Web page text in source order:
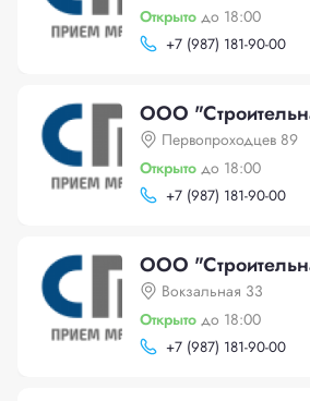
Открыто до 18:00
+7 (987) 181-90-00
ООО
Первопроходцев 89
Открыто до 18:00
+7 (987) 181-90-00
ООО
Вокзальная 33
Открыто до 18:00
+7 (987) 181-90-00